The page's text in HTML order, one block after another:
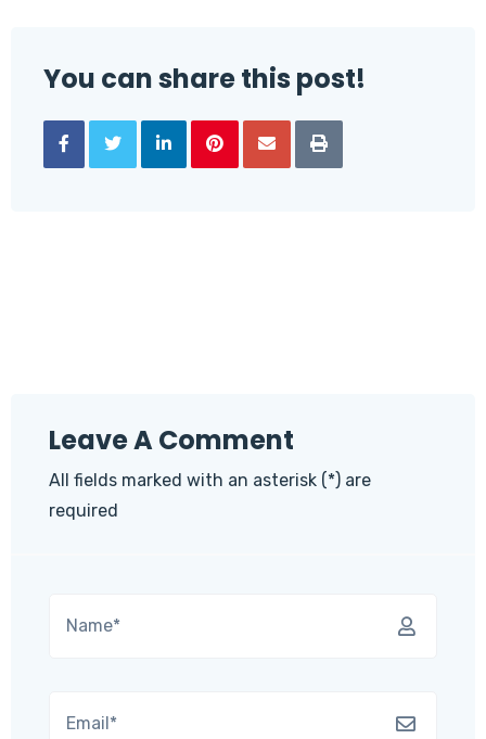
You can share this post!
Leave A Comment
All fields marked with an asterisk (*) are
required